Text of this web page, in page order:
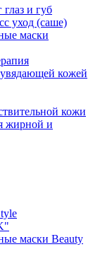
и губ
уход (саше)
маски
кожей
кожи
жирной и
маски Beauty